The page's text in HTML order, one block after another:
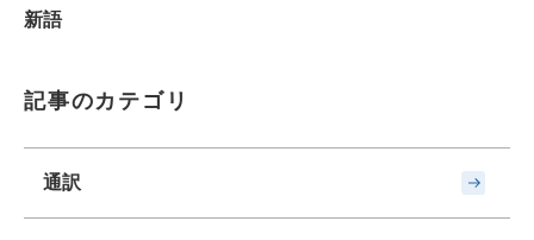
新語
記事のカテゴリ
通訳